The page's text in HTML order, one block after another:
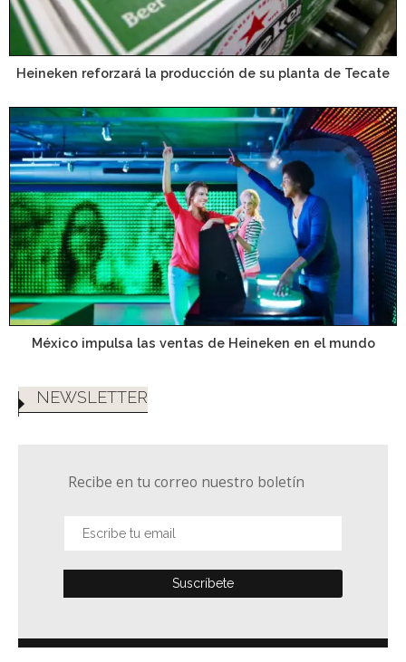
Heineken reforzará la producción de su planta de Tecate
México impulsa las ventas de Heineken en el mundo
NEWSLETTER
Recibe en tu correo nuestro boletín